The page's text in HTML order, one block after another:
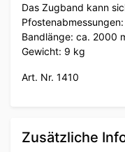
Das Zugband kann
Bandlänge: ca. 2000
Gewicht: 9 kg
Art. Nr. 1410
Zusätzliche